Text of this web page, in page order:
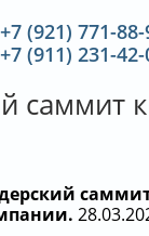
+7 (921) 771-
+7 (911) 231-
саммит